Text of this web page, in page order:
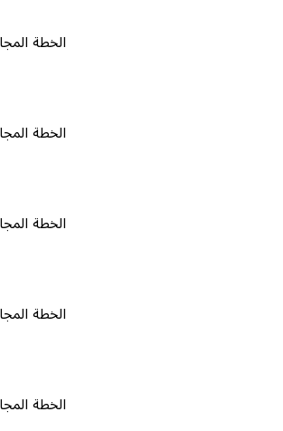
الخطة المجانية ٠
الخطة المجانية ٠
الخطة المجانية ٠
الخطة المجانية ٠
الخطة المجانية ٠